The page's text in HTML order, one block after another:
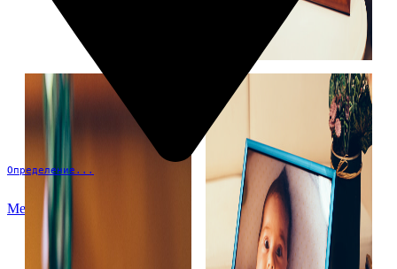
Определение...
Меню